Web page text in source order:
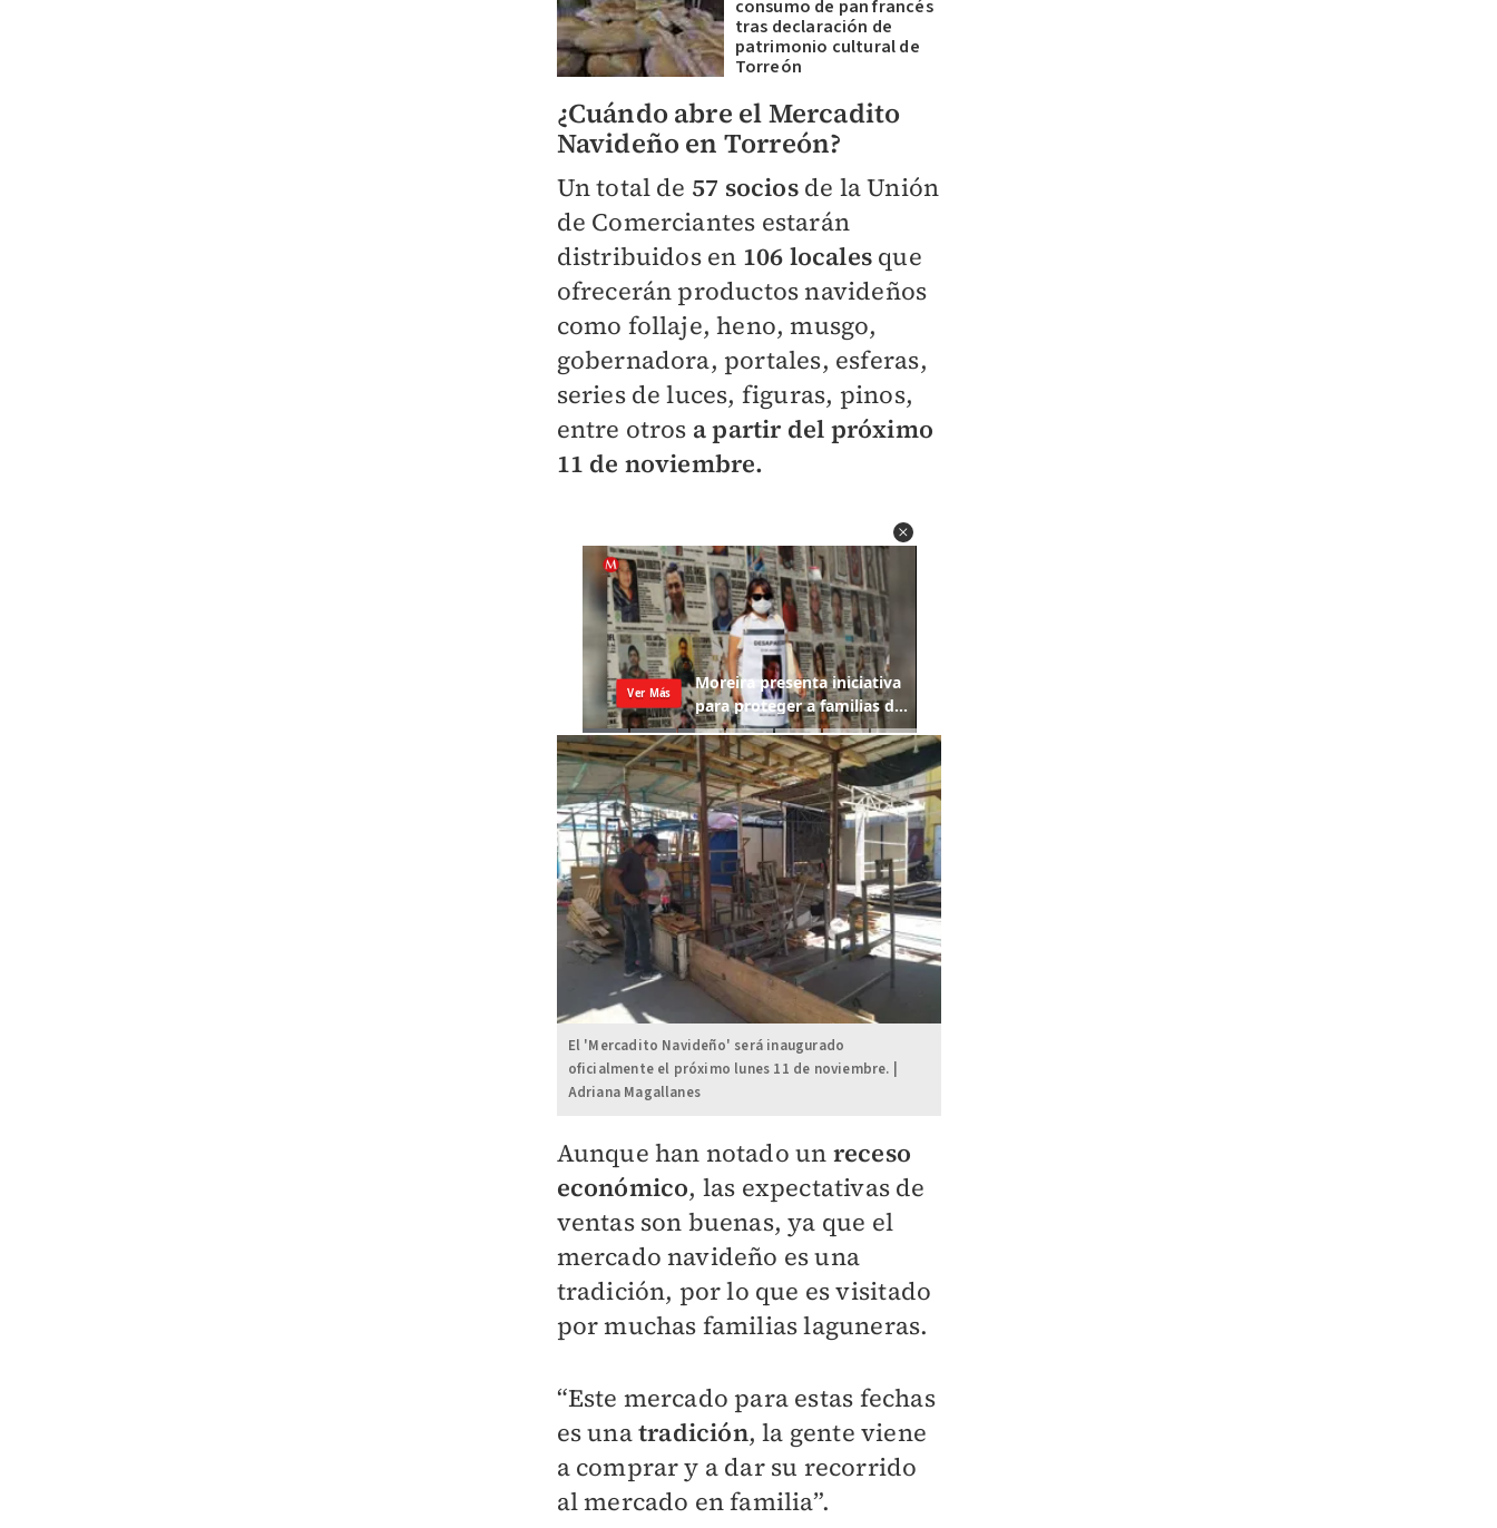
consumo de pan francés
tras declaración de
patrimonio cultural de
Torreón
¿Cuándo abre el Mercadito
Navideño en Torreón?
Un total de 57 socios de la Unión
de Comerciantes estarán
distribuidos en 106 locales que
ofrecerán productos navideños
como follaje, heno, musgo,
gobernadora, portales, esferas,
series de luces, figuras, pinos,
entre otros a partir del próximo
11 de noviembre.
El 'Mercadito Navideño' será inaugurado
oficialmente el próximo lunes 11 de noviembre. |
Adriana Magallanes
Aunque han notado un receso
económico, las expectativas de
ventas son buenas, ya que el
mercado navideño es una
tradición, por lo que es visitado
por muchas familias laguneras.
“Este mercado para estas fechas
es unatradición, la gente viene
a comprar y a dar su recorrido
al mercado en familia”.